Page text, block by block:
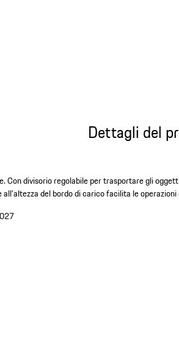
Dettagli del
Con divisorio regolabile per trasportare gli
del bordo di carico facilita le